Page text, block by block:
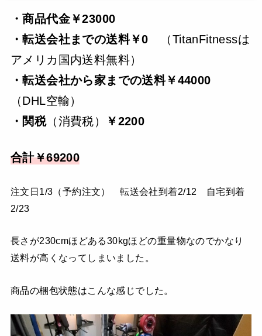
・商品代金￥23000
・転送会社までの送料￥0
（TitanFitnessは
アメリカ国内送料無料）
・転送会社から家までの送料￥44000
（DHL空輸）
・関税（消費税） ￥2200
合計￥69200
注文日1/3（予約注文） 転送会社到着2/12 自宅到着
2/23
長さが230cmほどある30kgほどの重量物なのでかなり
送料が高くなってしまいました。
商品の梱包状態はこんな感じでした。